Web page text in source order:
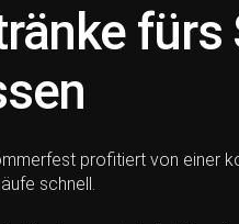
profitiert von einer
schnell.